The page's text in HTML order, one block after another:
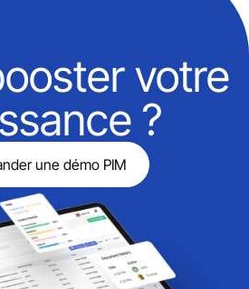
votre
?
une démo PIM